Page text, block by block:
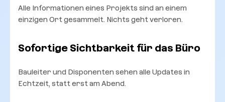
Alle Informationen eines Projekts sind an einem
einzigen Ort gesammelt. Nichts geht verloren.
Sofortige Sichtbarkeit für das Büro
Bauleiter und Disponenten sehen alle Updates in
Echtzeit, statt erst am Abend.